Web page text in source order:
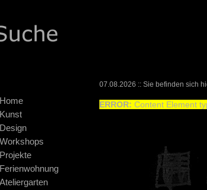
Home
Kunst
Design
Workshops
Projekte
Ferienwohnung
Ateliergarten
07.08.2026 :: Sie befinden sich
ERROR: Content Element